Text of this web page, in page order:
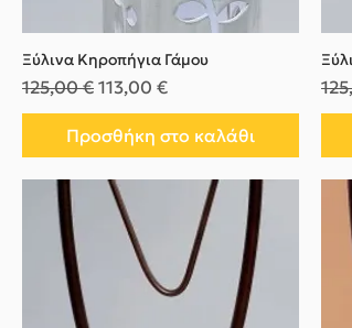
Ξύλινα Κηροπήγια Γάμου
Κανονική τιμή
125,00 € Τιμή Έκπτωσης
113,00 €
Προσθήκη στο καλάθι